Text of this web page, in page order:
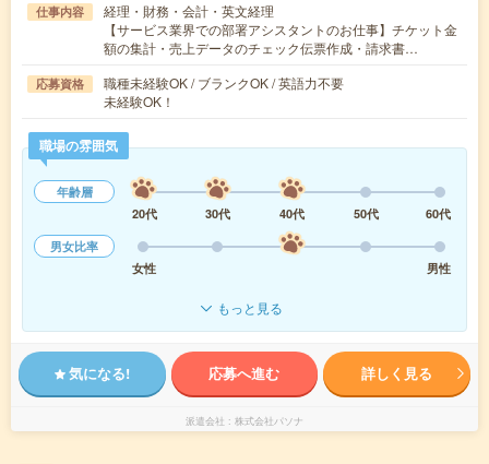
仕事内容
経理・財務・会計・英文経理
【サービス業界での部署アシスタントのお仕事】チケット金
額の集計・売上データのチェック伝票作成・請求書…
応募資格
職種未経験OK / ブランクOK / 英語力不要
未経験OK！
職場の雰囲気
年齢層
20代
30代 40代 50代
60代
男女比率
女性
男性
もっと見る
気になる! 応募へ進む 詳しく見る
派遣会社 株式会社パソナ